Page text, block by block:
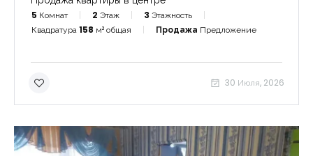
5 Комнат 2 Этаж 3 Этажность
Квадратура158 м² общая Продажа Предложение
30 Июля, 2026